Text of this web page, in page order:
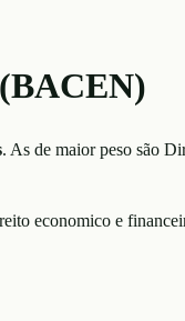
. As de maior peso são
economico e